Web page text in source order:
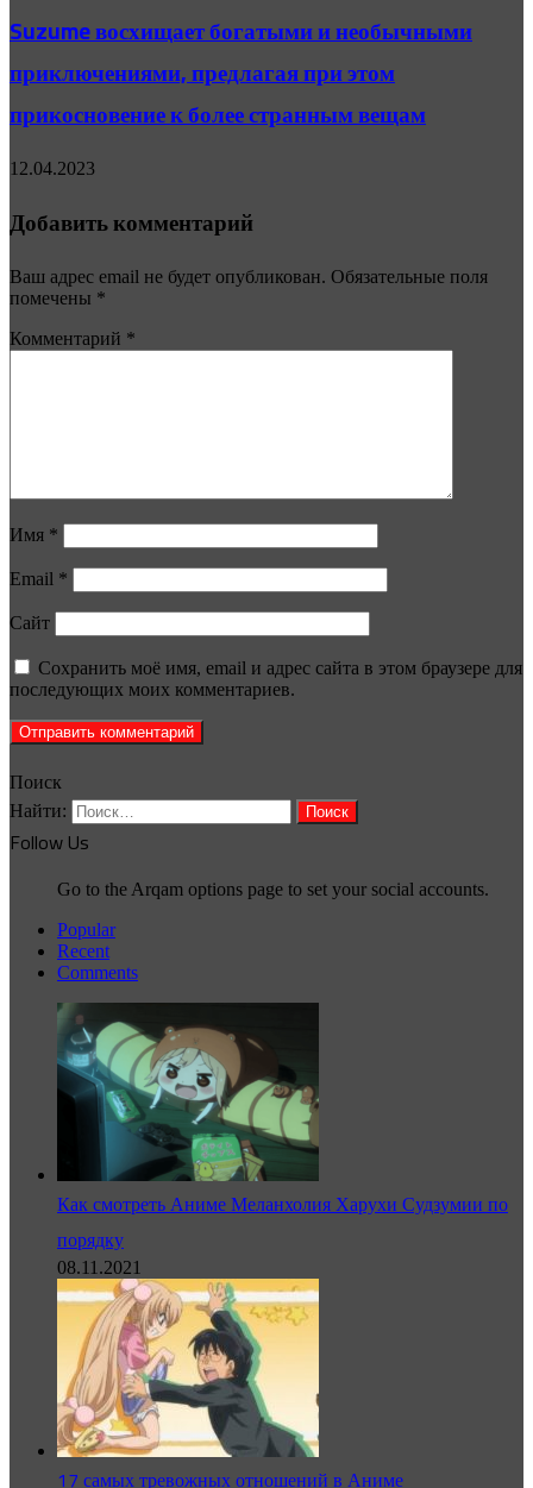
Suzume восхищает богатыми и необычными
приключениями, предлагая при этом
прикосновение к более странным вещам
12.04.2023
Добавить комментарий
Ваш адрес email не будет опубликован. Обязательные поля
помечены *
Комментарий *
Имя *
Email *
Сайт
Сохранить моё имя, email и адрес сайта в этом браузере для
последующих моих комментариев.
Поиск
Найти:
Follow Us
Go to the Arqam options page to set your social accounts.
Popular
Recent
Comments
Как смотреть Аниме Меланхолия Харухи Судзумии по
порядку
08.11.2021
17 самых тревожных отношений в Аниме